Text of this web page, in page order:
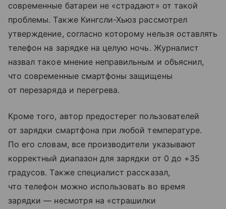
современные батареи не «страдают» от такой
проблемы. Также Кингсли-Хьюз рассмотрел
утверждение, согласно которому нельзя оставлять
телефон на зарядке на целую ночь. Журналист
назвал такое мнение неправильным и объяснил,
что современные смартфоны защищены
от перезаряда и перегрева.
Кроме того, автор предостерег пользователей
от зарядки смартфона при любой температуре.
По его словам, все производители указывают
корректный диапазон для зарядки от 0 до +35
градусов. Также специалист рассказал,
что телефон можно использовать во время
зарядки — несмотря на «страшилки